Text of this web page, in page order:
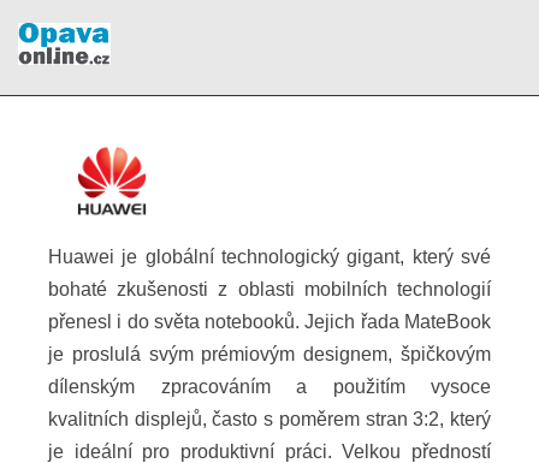
Huawei je globální technologický gigant, který své
bohaté zkušenosti z oblasti mobilních technologií
přenesl i do světa notebooků. Jejich řada MateBook
je proslulá svým prémiovým designem, špičkovým
dílenským zpracováním a použitím vysoce
kvalitních displejů, často s poměrem stran 3:2, který
je ideální pro produktivní práci. Velkou předností